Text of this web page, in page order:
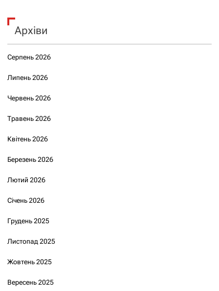
Архіви
Серпень 2026
Липень 2026
Червень 2026
Травень 2026
Квітень 2026
Березень 2026
Лютий 2026
Січень 2026
Грудень 2025
Листопад 2025
Жовтень 2025
Вересень 2025